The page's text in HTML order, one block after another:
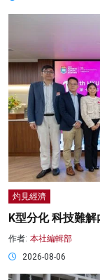
灼見經濟
K型分化 科技難
作者: 本社編輯部
2026-08-06